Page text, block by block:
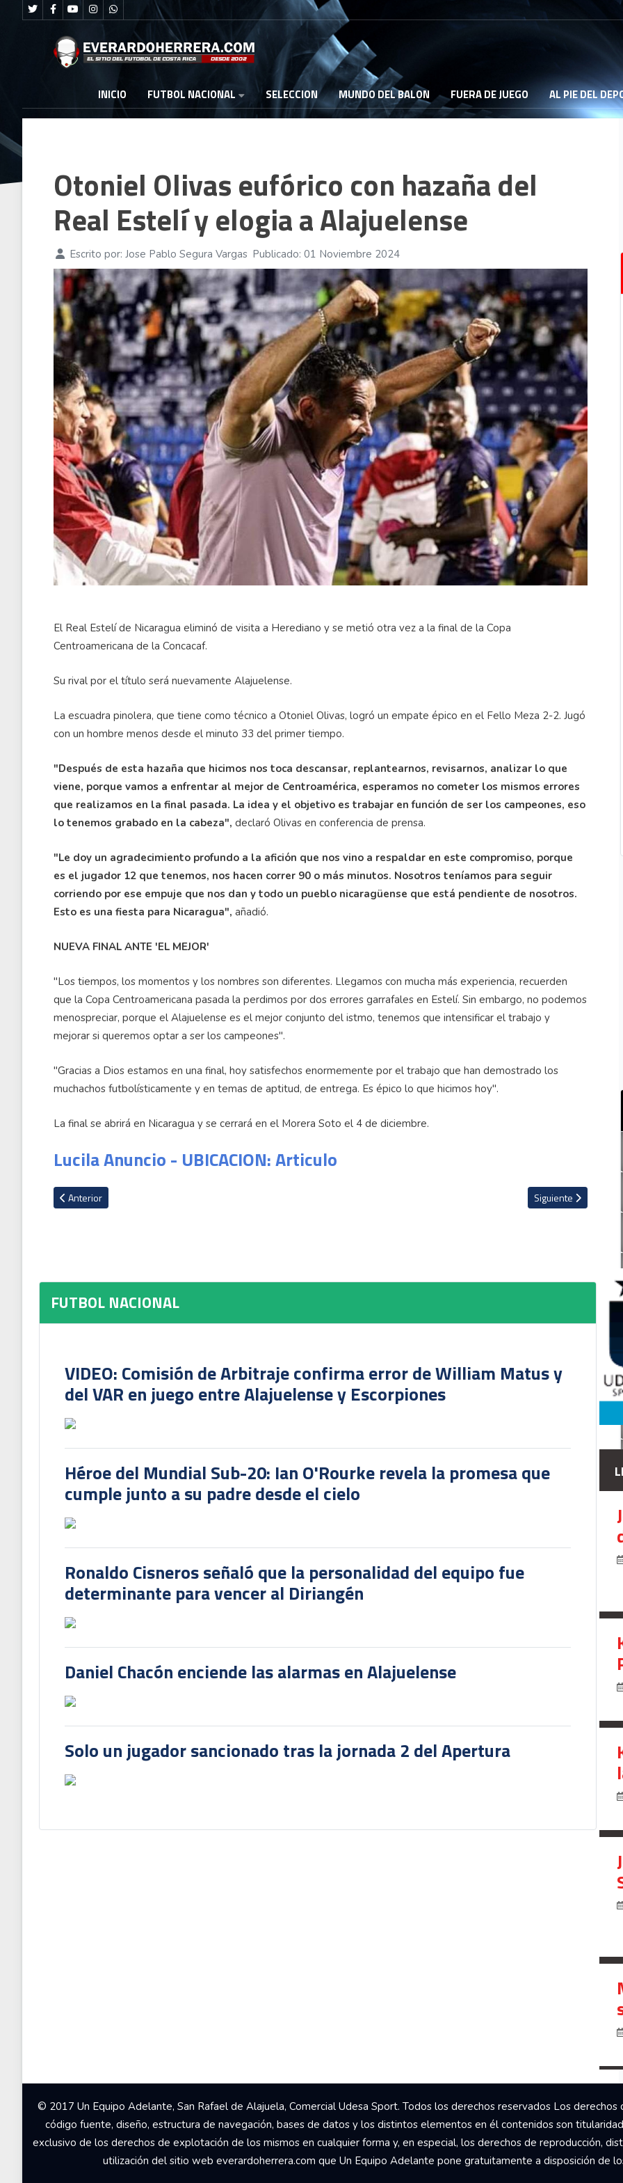
INICIO FUTBOL NACIONAL SELECCION MUNDO DEL BALON FUERA DE JUEGO AL PIE DEL
Otoniel Olivas eufórico con hazaña del
Real Estelí y elogia a Alajuelense
Escrito por: Jose Pablo Segura Vargas Publicado: 01 Noviembre 2024
El Real Estelí de Nicaragua eliminó de visita a Herediano y se metió otra vez a la final de la Copa
Centroamericana de la Concacaf.
Su rival por el título será nuevamente Alajuelense.
La escuadra pinolera, que tiene como técnico a Otoniel Olivas, logró un empate épico en el Fello Meza 2-2. Jugó
con un hombre menos desde el minuto 33 del primer tiempo.
"Después de esta hazaña que hicimos nos toca descansar, replantearnos, revisarnos, analizar lo que
viene, porque vamos a enfrentar al mejor de Centroamérica, esperamos no cometer los mismos errores
que realizamos en la final pasada. La idea y el objetivo es trabajar en función de ser los campeones, eso
lo tenemos grabado en la cabeza", declaró Olivas en conferencia de prensa.
"Le doy un agradecimiento profundo a la afición que nos vino a respaldar en este compromiso, porque
es el jugador 12 que tenemos, nos hacen correr 90 o más minutos. Nosotros teníamos para seguir
corriendo por ese empuje que nos dan y todo un pueblo nicaragüense que está pendiente de nosotros.
Esto es una fiesta para Nicaragua", añadió.
NUEVA FINAL ANTE 'EL MEJOR'
"Los tiempos, los momentos y los nombres son diferentes. Llegamos con mucha más experiencia, recuerden
que la Copa Centroamericana pasada la perdimos por dos errores garrafales en Estelí. Sin embargo, no podemos
menospreciar, porque el Alajuelense es el mejor conjunto del istmo, tenemos que intensificar el trabajo y
mejorar si queremos optar a ser los campeones".
"Gracias a Dios estamos en una final, hoy satisfechos enormemente por el trabajo que han demostrado los
muchachos futbolísticamente y en temas de aptitud, de entrega. Es épico lo que hicimos hoy".
La final se abrirá en Nicaragua y se cerrará en el Morera Soto el 4 de diciembre.
Lucila Anuncio - UBICACION: Articulo
Artículo anterior: Reacción de la prensa nicaragüense y de Centroamérica ante gesta del Real Estelí contra Herediano
Anterior Artículo siguiente:
Siguiente
FUTBOL NACIONAL
VIDEO: Comisión de Arbitraje confirma error de William Matus y
del VAR en juego entre Alajuelense y Escorpiones
Héroe del Mundial Sub-20: Ian O'Rourke revela la promesa que
cumple junto a su padre desde el cielo
Ronaldo Cisneros señaló que la personalidad del equipo fue
determinante para vencer al Diriangén
Daniel Chacón enciende las alarmas en Alajuelense
Solo un jugador sancionado tras la jornada 2 del Apertura
© 2017 Un Equipo Adelante, San Rafael de Alajuela, Comercial Udesa Sport. Todos los derechos reservados Los
código fuente, diseño, estructura de navegación, bases de datos y los distintos elementos en él contenidos son
exclusivo de los derechos de explotación de los mismos en cualquier forma y, en especial, los derechos de reproducción,
utilización del sitio web everardoherrera.com que Un Equipo Adelante pone gratuitamente a disposición de